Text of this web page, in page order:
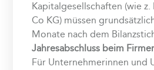
Kapitalgesellschaften (wie z.
Co KG) müssen
Monate nach dem
Jahresabschluss beim
Für Unternehmerinnen und